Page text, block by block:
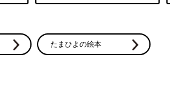
たまひよの絵本